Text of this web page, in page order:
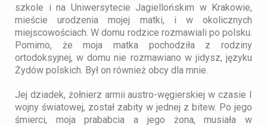
szkole i na Uniwersytecie Jagiellońskim w Krakowie,
mieście urodzenia mojej matki, i w okolicznych
miejscowościach. W domu rodzice rozmawiali po polsku.
Pomimo, że moja matka pochodziła z rodziny
ortodoksyjnej, w domu nie rozmawiano w jidysz, języku
Żydów polskich. Był on również obcy dla mnie.
Jej dziadek, żołnierz armii austro-węgierskiej w czasie I
wojny światowej, został zabity w jednej z bitew. Po jego
śmierci, moja prababcia a jego żona, musiała w